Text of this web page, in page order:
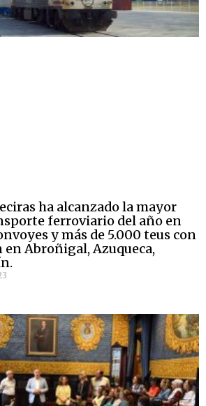
ha alcanzado la mayor
ferroviario del año en
y más de 5.000 teus con
Abroñigal, Azuqueca,